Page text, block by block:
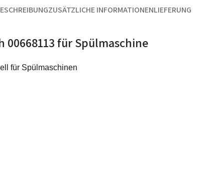
ZUSÄTZLICHE INFORMATIONENLIEFERUNG
00668113 für Spülmaschine
für Spülmaschinen